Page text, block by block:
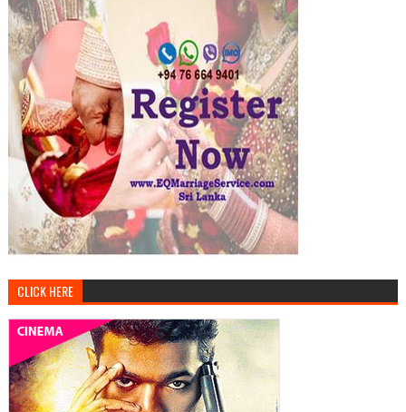
CLICK HERE